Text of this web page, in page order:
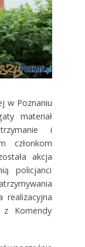
w Poznaniu
materiał
i
członkom
akcja
policjanci
realizacyjna
z Komendy